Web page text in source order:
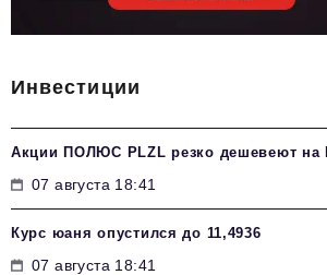
Инвестиции
Акции ПОЛЮС PLZL резко дешевеют на
07 августа 18:41
Курс юаня опустился до 11,4936
07 августа 18:41